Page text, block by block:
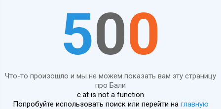
500
Что-то произошло и мы не можем показать вам эту страницу
про Бали
c.at is not a function
Попробуйте использовать поиск или перейти на главную